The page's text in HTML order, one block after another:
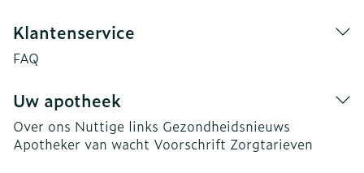
Klantenservice
FAQ
Uw apotheek
Over ons Nuttige links Gezondheidsnieuws
Apotheker van wacht Voorschrift Zorgtarieven